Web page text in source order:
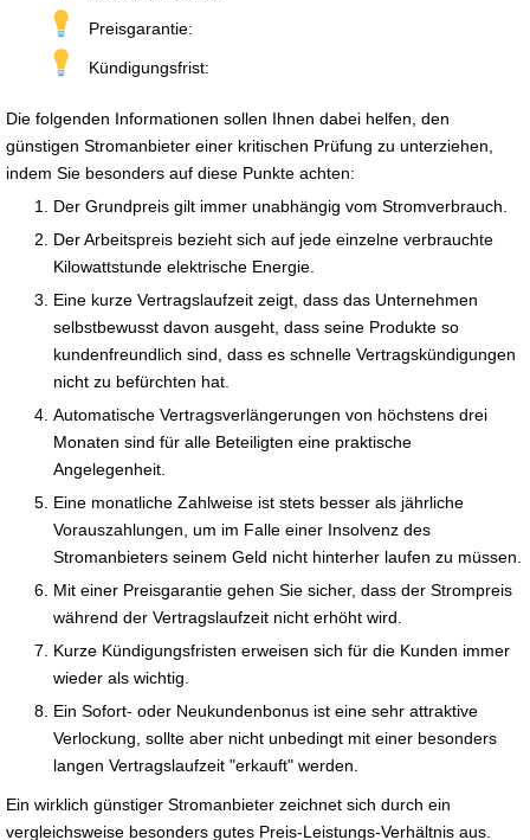
Preisgarantie:
Kündigungsfrist:
Die folgenden Informationen sollen Ihnen dabei helfen, den
günstigen Stromanbieter einer kritischen Prüfung zu unterziehen,
indem Sie besonders auf diese Punkte achten:
Der Grundpreis gilt immer unabhängig vom Stromverbrauch.
Der Arbeitspreis bezieht sich auf jede einzelne verbrauchte
Kilowattstunde elektrische Energie.
Eine kurze Vertragslaufzeit zeigt, dass das Unternehmen
selbstbewusst davon ausgeht, dass seine Produkte so
kundenfreundlich sind, dass es schnelle Vertragskündigungen
nicht zu befürchten hat.
Automatische Vertragsverlängerungen von höchstens drei
Monaten sind für alle Beteiligten eine praktische
Angelegenheit.
Eine monatliche Zahlweise ist stets besser als jährliche
Vorauszahlungen, um im Falle einer Insolvenz des
Stromanbieters seinem Geld nicht hinterher laufen zu müssen.
Mit einer Preisgarantie gehen Sie sicher, dass der Strompreis
während der Vertragslaufzeit nicht erhöht wird.
Kurze Kündigungsfristen erweisen sich für die Kunden immer
wieder als wichtig.
Ein Sofort- oder Neukundenbonus ist eine sehr attraktive
Verlockung, sollte aber nicht unbedingt mit einer besonders
langen Vertragslaufzeit "erkauft" werden.
Ein wirklich günstiger Stromanbieter zeichnet sich durch ein
vergleichsweise besonders gutes Preis-Leistungs-Verhältnis aus.